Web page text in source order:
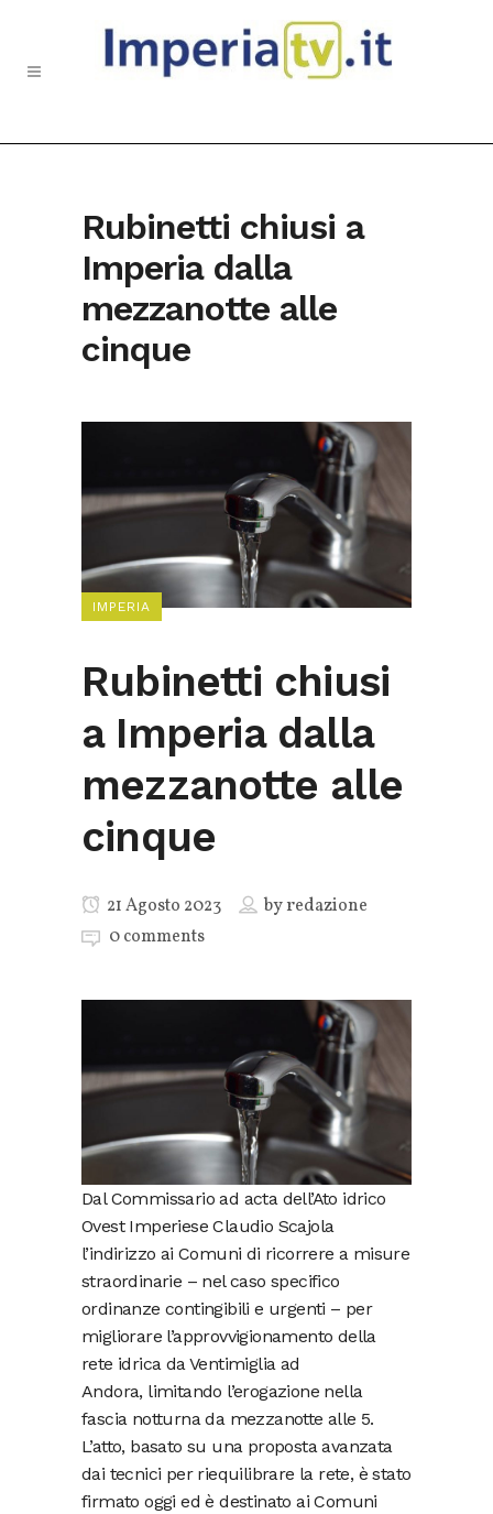
Rubinetti chiusi a
Imperia dalla
mezzanotte alle
cinque
IMPERIA
Rubinetti chiusi
a Imperia dalla
mezzanotte alle
cinque
21 Agosto 2023 byredazione
0 comments
Dal Commissario ad acta dell’Ato idrico
Ovest Imperiese Claudio Scajola
l’indirizzo ai Comuni di ricorrere a misure
straordinarie – nel caso specifico
ordinanze contingibili e urgenti – per
migliorare l’approvvigionamento della
rete idrica da Ventimiglia ad
Andora, limitando l’erogazione nella
fascia notturna da mezzanotte alle 5.
L’atto, basato su una proposta avanzata
dai tecnici per riequilibrare la rete, è stato
firmato oggi ed è destinato ai Comuni